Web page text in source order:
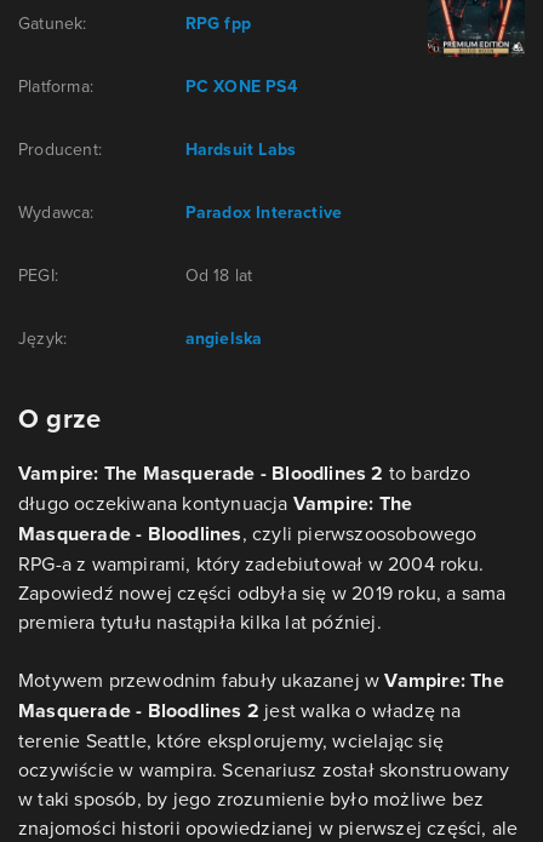
Gatunek: RPG fpp
Platforma: PC XONE PS4
Producent: Hardsuit Labs
Wydawca: Paradox Interactive
PEGI: Od 18 lat
Język: angielska
O grze
Vampire: The Masquerade - Bloodlines 2 to bardzo
długo oczekiwana kontynuacja Vampire: The
Masquerade - Bloodlines, czyli pierwszoosobowego
RPG-a z wampirami, który zadebiutował w 2004 roku.
Zapowiedź nowej części odbyła się w 2019 roku, a sama
premiera tytułu nastąpiła kilka lat później.
Motywem przewodnim fabuły ukazanej wVampire: The
Masquerade - Bloodlines 2 jest walka o władzę na
terenie Seattle, które eksplorujemy, wcielając się
oczywiście w wampira. Scenariusz został skonstruowany
w taki sposób, by jego zrozumienie było możliwe bez
znajomości historii opowiedzianej w pierwszej części, ale